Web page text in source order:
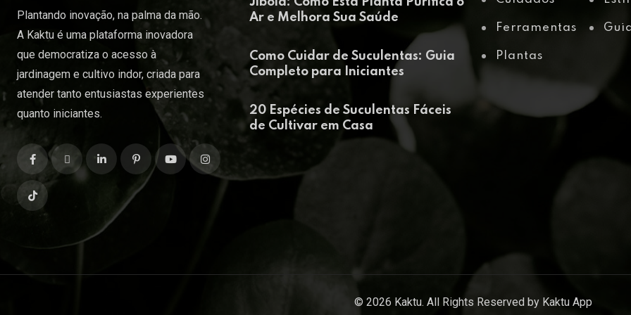
Plantando inovação, na palma da mão.
A Kaktu é uma plataforma inovadora
que democratiza o acesso à
jardinagem e cultivo indor, criada para
atender tanto entusiastas experientes
quanto iniciantes.
Ar e Melhora Sua Saúde
Como Cuidar de Suculentas: Guia
Completo para Iniciantes
20 Espécies de Suculentas Fáceis
de Cultivar em Casa
Ferramentas
Plantas
© 2026 Kaktu. All Rights Reserved by Kaktu App